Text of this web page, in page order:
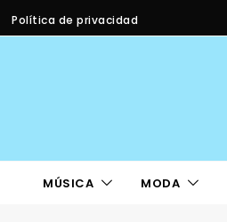
Política de privacidad
MÚSICA MODA